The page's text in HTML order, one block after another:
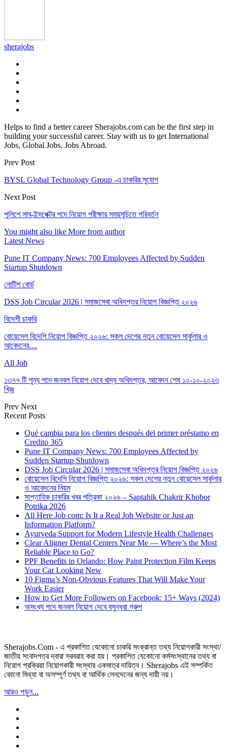
sherajobs
Helps to find a better career Sherajobs.com can be the first step in
building your successful career. Stay with us to get International
Jobs, Global Jobs, Jobs Abroad.
Prev Post
BYSL Global Technology Group -এ চাকরির সুযোগ
Next Post
পুলিশে সাব-ইন্সপেক্টর পদে নিয়োগ পরীক্ষার সময়সূচিতে পরিবর্তন
You might also like More from author
Latest News
Pune IT Company News: 700 Employees Affected by Sudden
Startup Shutdown
নোটিশ বোর্ড
DSS Job Circular 2026 | সমাজসেবা অধিদপ্তর নিয়োগ বিজ্ঞপ্তি ২০২৬
বিদেশী চাকরি
বোয়েসেল বিদেশি নিয়োগ বিজ্ঞপ্তি ২০২৬: সকল দেশের নতুন বোয়েসেল সার্কুলার ও
আবেদনের…
All Job
১৩৭৭ টি শূন্য পদে জনবল নিয়োগ দেবে খাদ্য অধিদপ্তর, আবেদন শেষ ১০-১০-২০২৩
খ্রিঃ
Prev Next
Recent Posts
Qué cambia para los clientes después del primer préstamo en
Credito 365
Pune IT Company News: 700 Employees Affected by
Sudden Startup Shutdown
DSS Job Circular 2026 | সমাজসেবা অধিদপ্তর নিয়োগ বিজ্ঞপ্তি ২০২৬
বোয়েসেল বিদেশি নিয়োগ বিজ্ঞপ্তি ২০২৬: সকল দেশের নতুন বোয়েসেল সার্কুলার
ও আবেদনের নিয়ম
সাপ্তাহিক চাকরির খবর পত্রিকা ২০২৬ – Saptahik Chakrir Khobor
Potrika 2026
All Here Job com: Is It a Real Job Website or Just an
Information Platform?
Ayurveda Support for Modern Lifestyle Health Challenges
Clear Aligner Dental Centers Near Me — Where’s the Most
Reliable Place to Go?
PPF Benefits in Orlando: How Paint Protection Film Keeps
Your Car Looking New
10 Figma’s Non-Obvious Features That Will Make Your
Work Easier
How to Get More Followers on Facebook: 15+ Ways (2024)
অসংখ্য পদে জনবল নিয়োগ দেবে বসুন্ধরা গ্রুপ
Sherajobs.Com - এ প্রকাশিত যেকোনো চাকরি সংক্রান্ত তথ্য নিয়োগকারী সংস্থা/
জাতীয় সংবাদপত্র দ্বারা সরবরাহ করা হয়। প্রকাশিত যেকোনো কর্মসংস্থানের তথ্য বা
নিয়োগ প্রক্রিয়া নিয়োগকারী সংস্থার একমাত্র দায়িত্ব। Sherajobs এই সম্পর্কিত
কোনো মিথ্যা বা অসম্পূর্ণ তথ্য বা আর্থিক লেনদেনের জন্য দায়ী নয়।
আরও পড়ুন...